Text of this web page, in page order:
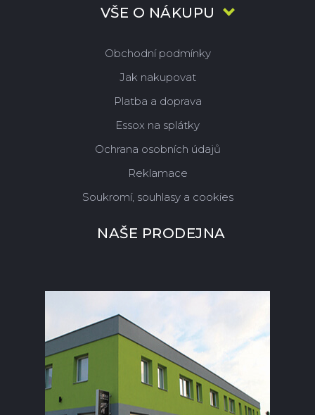
VŠE O NÁKUPU
Obchodní podmínky
Jak nakupovat
Platba a doprava
Essox na splátky
Ochrana osobních údajů
Reklamace
Soukromí, souhlasy a cookies
NAŠE PRODEJNA